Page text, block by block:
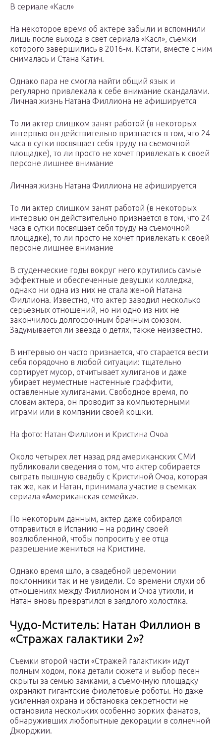
В сериале «Касл»
На некоторое время об актере забыли и вспомнили
лишь после выхода в свет сериала «Касл», съемки
которого завершились в 2016-м. Кстати, вместе с ним
снималась и Стана Катич.
Однако пара не смогла найти общий язык и
регулярно привлекала к себе внимание скандалами.
Личная жизнь Натана Филлиона не афишируется
То ли актер слишком занят работой (в некоторых
интервью он действительно признается в том, что 24
часа в сутки посвящает себя труду на съемочной
площадке), то ли просто не хочет привлекать к своей
персоне лишнее внимание
Личная жизнь Натана Филлиона не афишируется
То ли актер слишком занят работой (в некоторых
интервью он действительно признается в том, что 24
часа в сутки посвящает себя труду на съемочной
площадке), то ли просто не хочет привлекать к своей
персоне лишнее внимание
В студенческие годы вокруг него крутились самые
эффектные и обеспеченные девушки колледжа,
однако ни одна из них не стала женой Натана
Филлиона. Известно, что актер заводил несколько
серьезных отношений, но ни одно из них не
закончилось долгосрочным брачным союзом.
Задумывается ли звезда о детях, также неизвестно.
В интервью он часто признается, что старается вести
себя порядочно в любой ситуации: тщательно
сортирует мусор, отчитывает хулиганов и даже
убирает неуместные настенные граффити,
оставленные хулиганами. Свободное время, по
словам актера, он проводит за компьютерными
играми или в компании своей кошки.
На фото: Натан Филлион и Кристина Очоа
Около четырех лет назад ряд американских СМИ
публиковали сведения о том, что актер собирается
сыграть пышную свадьбу с Кристиной Очоа, которая
так же, как и Натан, принимала участие в съемках
сериала «Американская семейка».
По некоторым данным, актер даже собирался
отправиться в Испанию – на родину своей
возлюбленной, чтобы попросить у ее отца
разрешение жениться на Кристине.
Однако время шло, а свадебной церемонии
поклонники так и не увидели. Со времени слухи об
отношениях между Филлионом и Очоа утихли, и
Натан вновь превратился в заядлого холостяка.
Чудо-Мститель: Натан Филлион в
«Стражах галактики 2»?
Съемки второй части «Стражей галактики» идут
полным ходом, пока детали сюжета и выбор песен
скрыты за семью замками, а съемочную площадку
охраняют гигантские фиолетовые роботы. Но даже
усиленная охрана и обстановка секретности не
остановила нескольких особенно зорких фанатов,
обнаруживших любопытные декорации в солнечной
Джорджии.